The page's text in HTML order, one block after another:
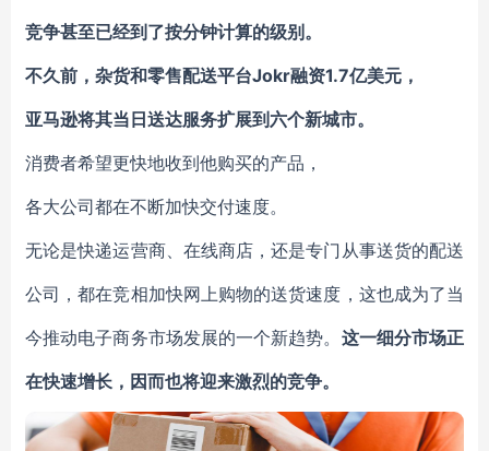
竞争甚至已经到了按分钟计算的级别。
不久前，杂货和零售配送平台Jokr融资1.7亿美元，
亚马逊将其当日送达服务扩展到六个新城市。
消费者希望更快地收到他购买的产品，
各大公司都在不断加快交付速度。
无论是快递运营商、在线商店，还是专门从事送货的配送
公司，都在竞相加快网上购物的送货速度，这也成为了当
今推动电子商务市场发展的一个新趋势。 这一细分市场正
在快速增长，因而也将迎来激烈的竞争。